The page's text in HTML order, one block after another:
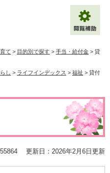
大
青
・한글）
て > 目的別で探す > 手当・給付金 > 貸
し > ライフインデックス > 福祉 > 貸付
更新日：2026年2月6日更新